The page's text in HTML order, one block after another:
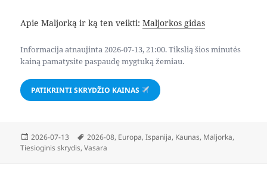
Apie Maljorką ir ką ten veikti:Maljorkos gidas
Informacija atnaujinta 2026-07-13, 21:00. Tikslią šios minutės
kainą pamatysite paspaudę mygtuką žemiau.
PATIKRINTI SKRYDŽIO KAINAS
Paskelbta
2026-07-13 Žymos
2026-08, Europa,Ispanija, Kaunas, Maljorka,
Tiesioginis skrydis,Vasara